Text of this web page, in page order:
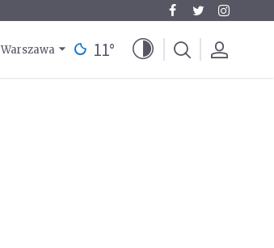
Warszawa 11°